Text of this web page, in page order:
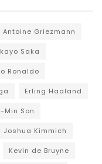
Antoine Griezmann
Saka
Ronaldo
Erling Haaland
Min Son
Joshua Kimmich
Kevin de Bruyne